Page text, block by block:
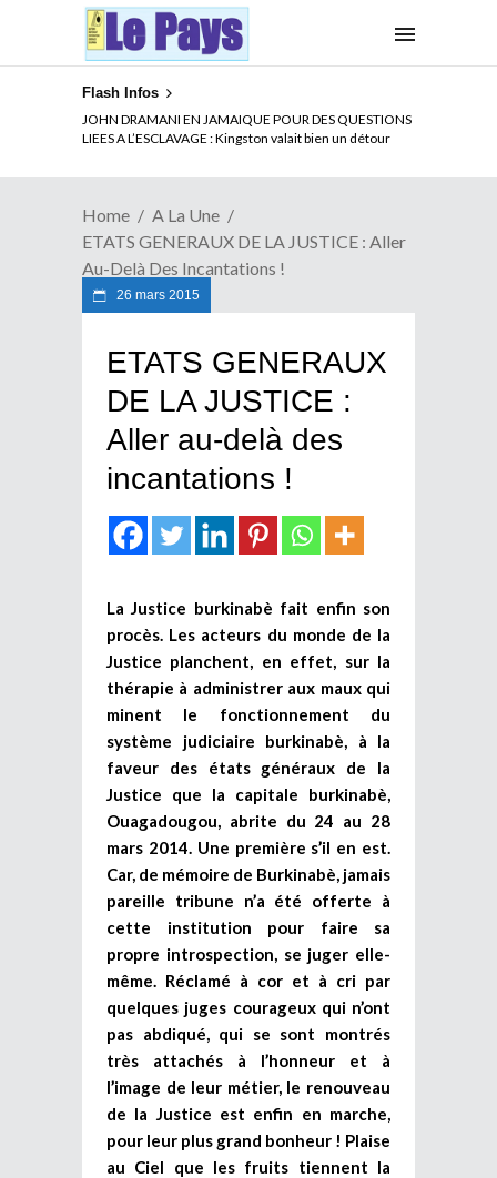
Flash Infos
ELECTION DE TALON A LA TETE DU SENAT BENINOIS :
Quand Patrice quitte le pouvoir sans partir !
Home
A La Une
ETATS GENERAUX DE LA JUSTICE : Aller
Au-Delà Des Incantations !
26 mars 2015
ETATS GENERAUX
DE LA JUSTICE :
Aller au-delà des
incantations !
La Justice burkinabè fait enfin son
procès. Les acteurs du monde de la
Justice planchent, en effet, sur la
thérapie à administrer aux maux qui
minent le fonctionnement du
système judiciaire burkinabè, à la
faveur des états généraux de la
Justice que la capitale burkinabè,
Ouagadougou, abrite du 24 au 28
mars 2014. Une première s’il en est.
Car, de mémoire de Burkinabè, jamais
pareille tribune n’a été offerte à
cette institution pour faire sa
propre introspection, se juger elle-
même. Réclamé à cor et à cri par
quelques juges courageux qui n’ont
pas abdiqué, qui se sont montrés
très attachés à l’honneur et à
l’image de leur métier, le renouveau
de la Justice est enfin en marche,
pour leur plus grand bonheur ! Plaise
au Ciel que les fruits tiennent la